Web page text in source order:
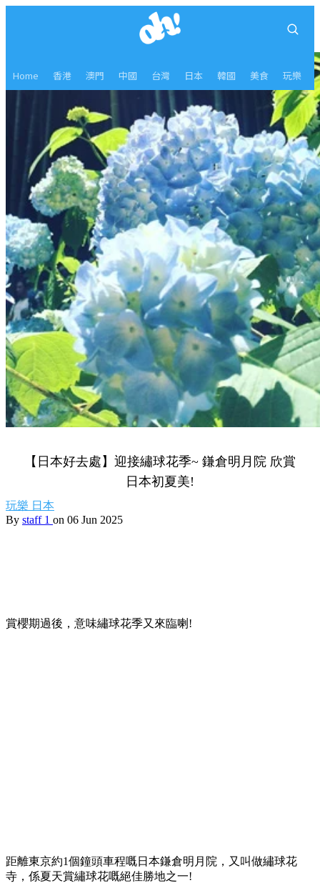
Home 香港 澳門 中國 台灣 日本 韓國 美食 玩樂
【日本好去處】迎接繡球花季~ 鎌倉明月院 欣賞
日本初夏美!
玩樂 日本
By staff 1 on 06 Jun 2025
賞櫻期過後，意味繡球花季又來臨喇!
距離東京約1個鐘頭車程嘅日本鎌倉明月院，又叫做繡球花
寺，係夏天賞繡球花嘅絕佳勝地之一!